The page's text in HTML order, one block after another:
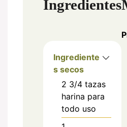
Ingredientes
Ingrediente
s secos
2 3/4 tazas
harina para
todo uso